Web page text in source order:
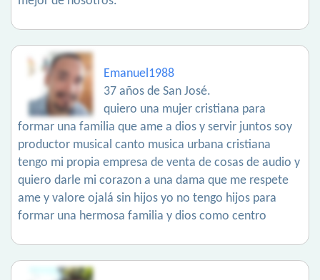
Emanuel1988
37 años de San José.
quiero una mujer cristiana para
formar una familia que ame a dios y servir juntos soy
productor musical canto musica urbana cristiana
tengo mi propia empresa de venta de cosas de audio y
quiero darle mi corazon a una dama que me respete
ame y valore ojalá sin hijos yo no tengo hijos para
formar una hermosa familia y dios como centro